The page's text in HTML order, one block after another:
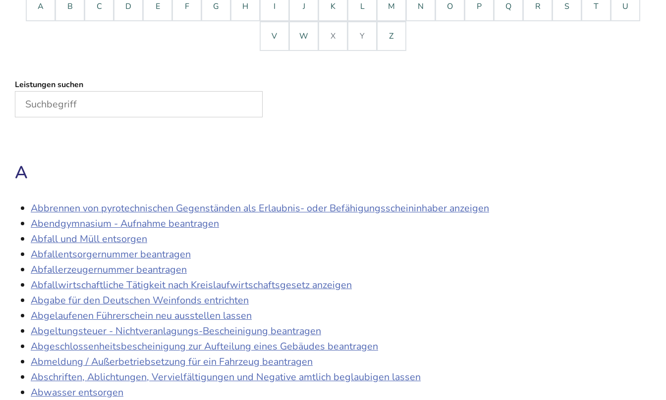
A B C D E F G H I J K L M N O P Q R S T U
V W X Y Z
Leistungen suchen
A
Abbrennen von pyrotechnischen Gegenständen als Erlaubnis- oder Befähigungsscheininhaber anzeigen
Abendgymnasium - Aufnahme beantragen
Abfall und Müll entsorgen
Abfallentsorgernummer beantragen
Abfallerzeugernummer beantragen
Abfallwirtschaftliche Tätigkeit nach Kreislaufwirtschaftsgesetz anzeigen
Abgabe für den Deutschen Weinfonds entrichten
Abgelaufenen Führerschein neu ausstellen lassen
Abgeltungsteuer - Nichtveranlagungs-Bescheinigung beantragen
Abgeschlossenheitsbescheinigung zur Aufteilung eines Gebäudes beantragen
Abmeldung / Außerbetriebsetzung für ein Fahrzeug beantragen
Abschriften, Ablichtungen, Vervielfältigungen und Negative amtlich beglaubigen lassen
Abwasser entsorgen